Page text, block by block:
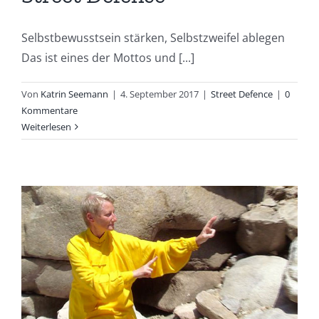
Selbstbewusstsein stärken, Selbstzweifel ablegen
Das ist eines der Mottos und [...]
Von Katrin Seemann | 4. September 2017 | Street Defence | 0
Kommentare
Weiterlesen